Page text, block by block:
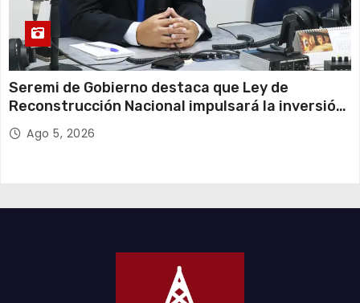
Seremi de Gobierno destaca que Ley de
Reconstrucción Nacional impulsará la inversión
y el empleo en Tarapacá
Ago 5, 2026